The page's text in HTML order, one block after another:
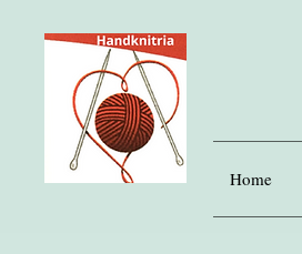
Home